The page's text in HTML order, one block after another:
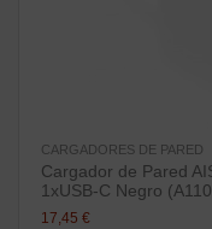
CARGADORES DE PARED
Cargador de Pared
1xUSB-C Negro
17,45 €